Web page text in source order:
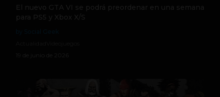
El nuevo GTA VI se podrá preordenar en una semana
para PS5 y Xbox X/S
19 de junio de 2026